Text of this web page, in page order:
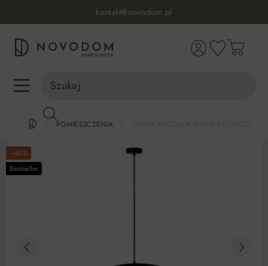
kontakt@novodom.pl
Dostawa z wniesieniem
30 dni na zwrot lub wymianę
98% zadowolonych klientów
POMIESZCZENIA
−40%
Bestseller